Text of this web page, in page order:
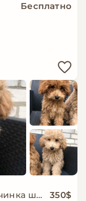
Бесплатно
Невгамовні хлопчик та дівчинка шукають люблячу родину 350$